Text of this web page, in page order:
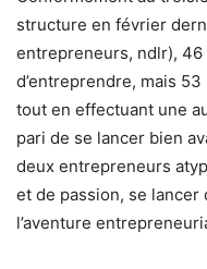
structure en février
entrepreneurs, ndlr), 46
d’entreprendre, mais
tout en effectuant une
pari de se lancer bien
deux entrepreneurs
et de passion, se lancer
l’aventure